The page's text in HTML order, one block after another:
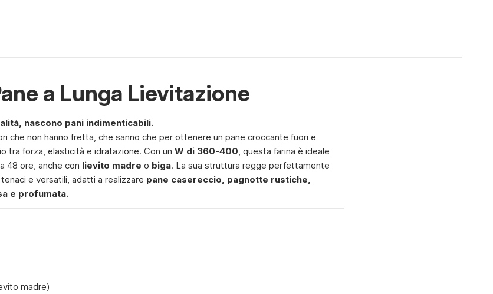
a Lunga Lievitazione
nascono pani indimenticabili.
che non hanno fretta, che sanno che per ottenere un pane croccante fuori e
tra forza, elasticità e idratazione. Con un W di 360-400, questa farina è ideale
48 ore, anche con lievito madre o biga. La sua struttura regge perfettamente
e versatili, adatti a realizzare pane casereccio, pagnotte rustiche,
e profumata.
madre)